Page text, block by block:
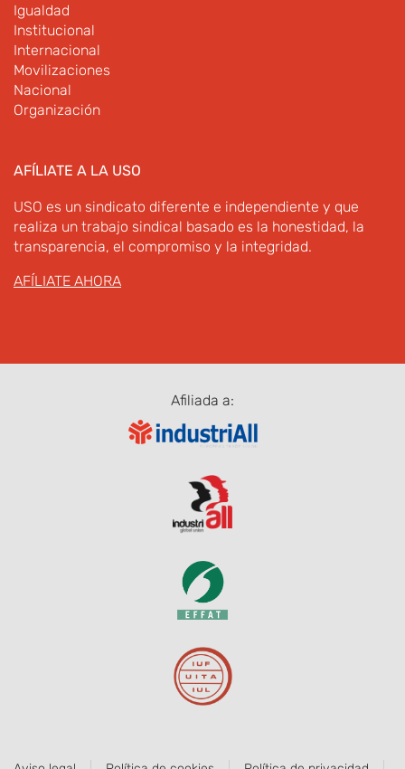
Igualdad
Institucional
Internacional
Movilizaciones
Nacional
Organización
AFÍLIATE A LA USO
USO es un sindicato diferente e independiente y que
realiza un trabajo sindical basado es la honestidad, la
transparencia, el compromiso y la integridad.
AFÍLIATE AHORA
Afiliada a: